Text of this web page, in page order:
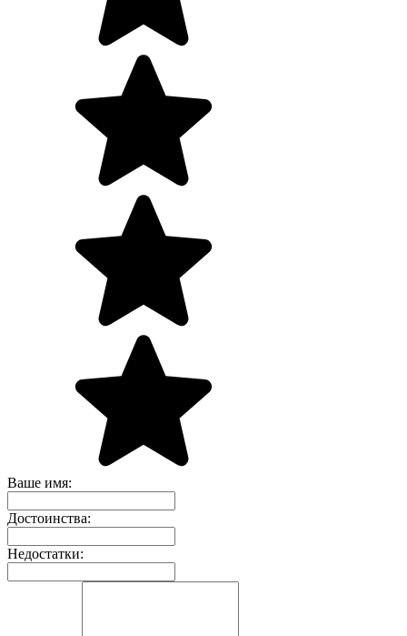
Ваше имя:
Достоинства:
Недостатки: